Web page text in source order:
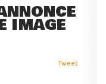
IMAGE
Tweet